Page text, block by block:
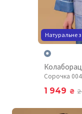
Натуральне
Сорочка
1 949 ₴